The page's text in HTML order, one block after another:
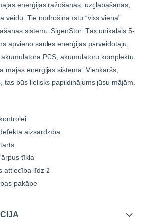
enerģijas ražošanas, uzglabāšanas,
veidu. Tie nodrošina īstu “viss vienā”
sistēmu SigenStor. Tās unikālais 5-
apvieno saules enerģijas pārveidotāju,
PCS, akumulatoru komplektu
mājas enerģijas sistēmā. Vienkāršs,
tas būs lielisks papildinājums jūsu mājām.
aizsardzība
tīkla
attiecība līdz 2
pakāpe